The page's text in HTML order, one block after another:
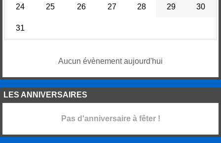
24 25 26 27 28 29 30
31
Aucun évènement aujourd'hui
LES ANNIVERSAIRES
Pas d'anniversaire à fêter !